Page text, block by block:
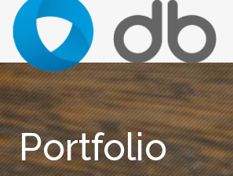
Portfolio